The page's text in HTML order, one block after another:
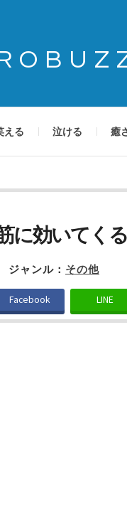
える 泣ける 癒
に効いてく
ジャンル： その他
Facebook LINE